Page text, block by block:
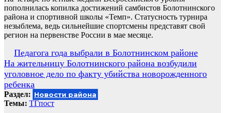
пополнилась копилка достижений самбистов Болотнинского
района и спортивной школы «Темп». Статусность турнира
незыблема, ведь сильнейшие спортсмены представят свой
регион на первенстве России в мае месяце.
Навигация
по
записям
Педагога года выбрали в Болотнинском районе
На жительницу Болотнинского района возбудили
уголовное дело по факту убийства новорожденного
ребенка
Раздел: Новости района
Темы: ТГпост